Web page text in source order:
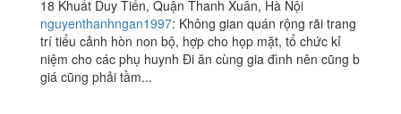
4.0/ 5Vườn Hải Sản 88
18 Khuất Duy Tiến, Quận Thanh Xuân, Hà Nội